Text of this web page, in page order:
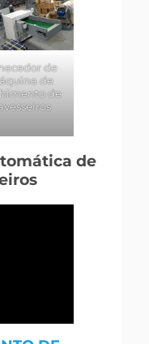
de
de
de
de